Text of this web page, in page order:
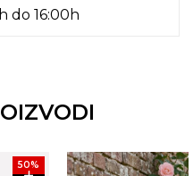
do 16:00h
50%